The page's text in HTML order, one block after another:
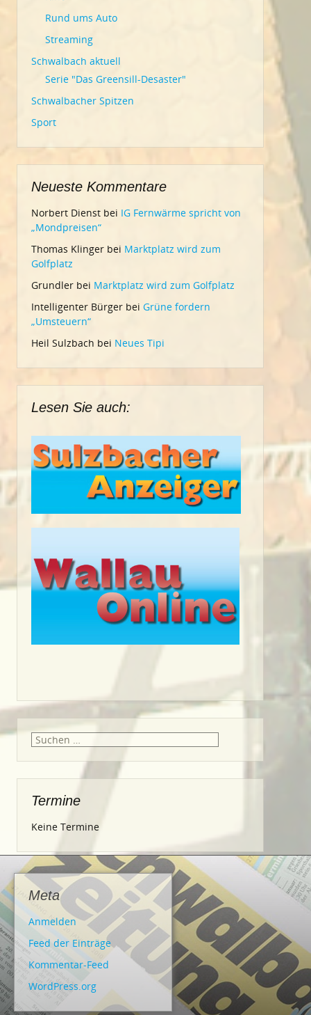
Rund ums Auto
Streaming
Schwalbach aktuell
Serie "Das Greensill-Desaster"
Schwalbacher Spitzen
Sport
Neueste Kommentare
Norbert Dienst bei IG Fernwärme spricht von
„Mondpreisen“
Thomas Klinger bei Marktplatz wird zum
Golfplatz
Grundler bei Marktplatz wird zum Golfplatz
Intelligenter Bürger bei Grüne fordern
„Umsteuern“
Heil Sulzbach bei Neues Tipi
Lesen Sie auch:
Suche
Termine
Keine Termine
Meta
Anmelden
Feed der Einträge
Kommentar-Feed
WordPress.org